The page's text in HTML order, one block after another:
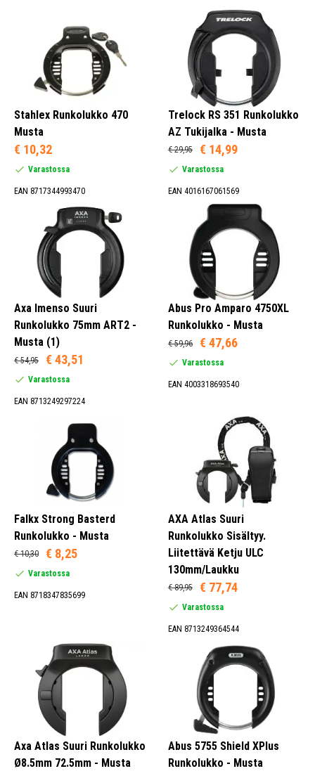
Stahlex Runkolukko 470
Musta
€ 10,32
Varastossa
EAN 8717344993470
Trelock RS 351 Runkolukko
AZ Tukijalka - Musta
€ 29,95 € 14,99
Varastossa
EAN 4016167061569
Axa Imenso Suuri
Runkolukko 75mm ART2 -
Musta (1)
€ 54,95 € 43,51
Varastossa
EAN 8713249297224
Abus Pro Amparo 4750XL
Runkolukko - Musta
€ 59,96 € 47,66
Varastossa
EAN 4003318693540
Falkx Strong Basterd
Runkolukko - Musta
€ 10,30 € 8,25
Varastossa
EAN 8718347835699
AXA Atlas Suuri
Runkolukko Sisältyy.
Liitettävä Ketju ULC
130mm/Laukku
€ 89,95 € 77,74
Varastossa
EAN 8713249364544
Axa Atlas Suuri Runkolukko
Ø8.5mm 72.5mm - Musta
Abus 5755 Shield XPlus
Runkolukko - Musta